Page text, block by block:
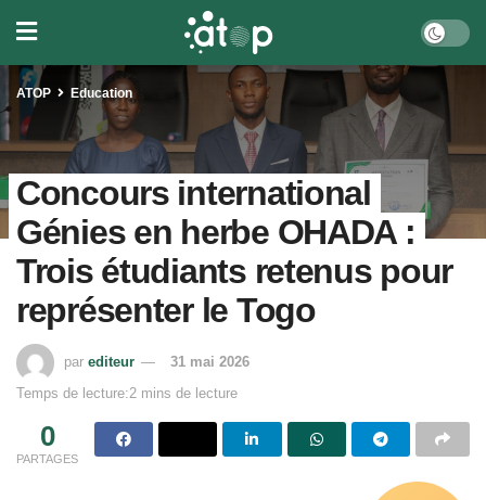
ATOP Education
Concours international
Génies en herbe OHADA :
Trois étudiants retenus pour
représenter le Togo
par editeur
31 mai 2026
Temps de lecture:2 mins de lecture
0
PARTAGES